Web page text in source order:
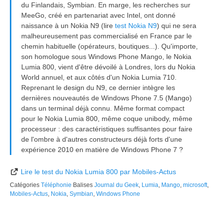
du Finlandais, Symbian. En marge, les recherches sur
MeeGo, créé en partenariat avec Intel, ont donné
naissance à un Nokia N9 (lire test Nokia N9) qui ne sera
malheureusement pas commercialisé en France par le
chemin habituelle (opérateurs, boutiques...). Qu'importe,
son homologue sous Windows Phone Mango, le Nokia
Lumia 800, vient d'être dévoilé à Londres, lors du Nokia
World annuel, et aux côtés d'un Nokia Lumia 710.
Reprenant le design du N9, ce dernier intègre les
dernières nouveautés de Windows Phone 7.5 (Mango)
dans un terminal déjà connu. Même format compact
pour le Nokia Lumia 800, même coque unibody, même
processeur : des caractéristiques suffisantes pour faire
de l'ombre à d'autres constructeurs déjà forts d'une
expérience 2010 en matière de Windows Phone 7 ?
Lire le test du Nokia Lumia 800 par Mobiles-Actus
Catégories Téléphonie Balises Journal du Geek, Lumia, Mango, microsoft,
Mobiles-Actus, Nokia, Symbian, Windows Phone